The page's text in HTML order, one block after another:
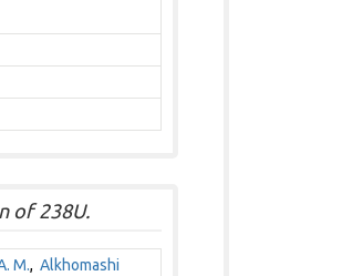
of 238U.
M., Alkhomashi